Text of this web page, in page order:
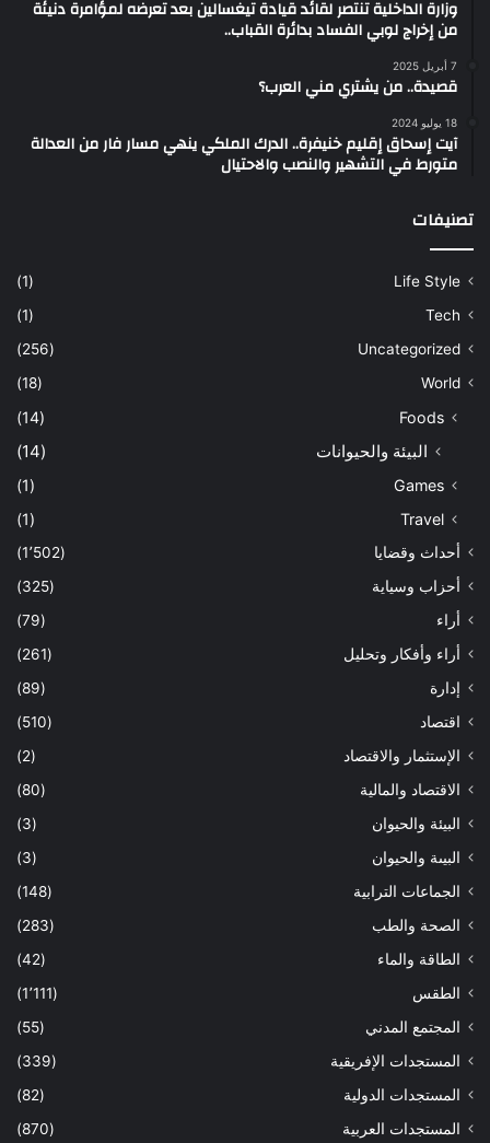
وزارة الداخلية تنتصر لقائد قيادة تيغسالين بعد تعرضه لمؤامرة دنيئة
من إخراج لوبي الفساد بدائرة القباب..
7 أبريل 2025
قصيدة.. من يشتري مني العرب؟
18 يوليو 2024
آيت إسحاق إقليم خنيفرة.. الدرك الملكي ينهي مسار فار من العدالة
متورط في التشهير والنصب والاحتيال
تصنيفات
Life Style
(1)
Tech
(1)
Uncategorized
(256)
World
(18)
Foods
(14)
البيئة والحيوانات (14)
Games
(1)
Travel
(1)
أحداث وقضايا
(1٬502)
أحزاب وسياية
(325)
أراء
(79)
أراء وأفكار وتحليل
(261)
إدارة
(89)
اقتصاد
(510)
الإستثمار والاقتصاد
(2)
الاقتصاد والمالية
(80)
البيئة والحيوان
(3)
البيىة والحيوان
(3)
الجماعات الترابية
(148)
الصحة والطب
(283)
الطاقة والماء
(42)
الطقس
(1٬111)
المجتمع المدني
(55)
المستجدات الإفريقية
(339)
المستجدات الدولية
(82)
المستجدات العربية
(870)